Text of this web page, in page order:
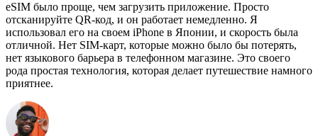
eSIM было проще, чем загрузить приложение. Просто
отсканируйте QR-код, и он работает немедленно. Я
использовал его на своем iPhone в Японии, и скорость была
отличной. Нет SIM-карт, которые можно было бы потерять,
нет языкового барьера в телефонном магазине. Это своего
рода простая технология, которая делает путешествие намного
приятнее.